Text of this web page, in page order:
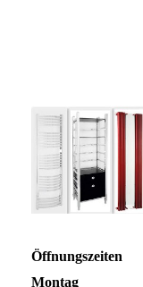
Öffnungszeiten
Montag